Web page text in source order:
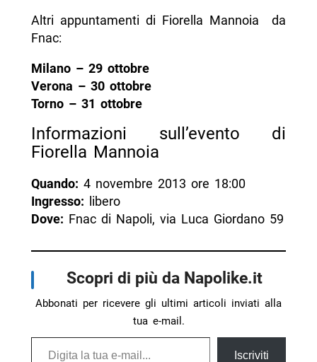
Altri appuntamenti di Fiorella Mannoia da
Fnac:
Milano – 29 ottobre
Verona – 30 ottobre
Torno – 31 ottobre
Informazioni sull’evento di
Fiorella Mannoia
Quando: 4 novembre 2013 ore 18:00
Ingresso: libero
Dove: Fnac di Napoli, via Luca Giordano 59
Scopri di più da Napolike.it
Abbonati per ricevere gli ultimi articoli inviati alla
tua e-mail.
Digita la tua e-mail...
Iscriviti